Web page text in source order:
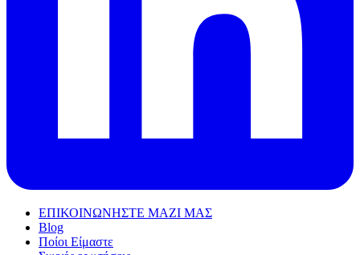
ΕΠΙΚΟΙΝΩΝΗΣΤΕ ΜΑΖΙ ΜΑΣ
Blog
Ποίοι Είμαστε